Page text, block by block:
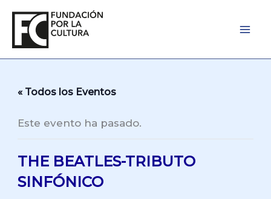
contenido
« Todos los Eventos
Este evento ha pasado.
THE BEATLES-TRIBUTO
SINFÓNICO